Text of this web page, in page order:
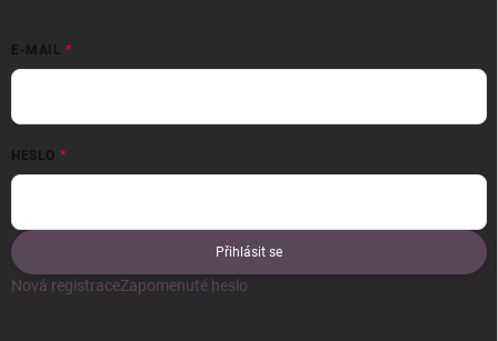
E-MAIL
HESLO
Přihlásit se
Nová registraceZapomenuté heslo